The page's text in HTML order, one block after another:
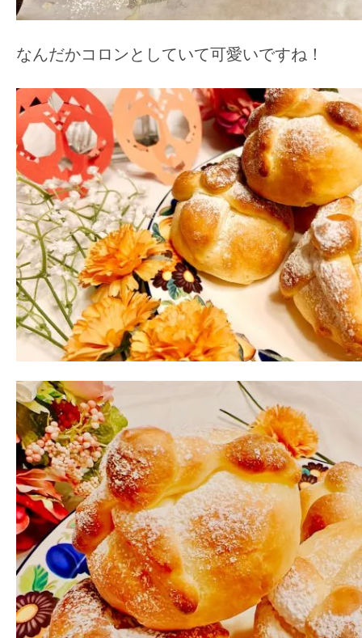
なんだかコロンとしていて可愛いですね！